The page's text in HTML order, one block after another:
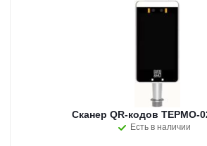
Сканер QR-кодов ТЕРМО-
Есть в наличии